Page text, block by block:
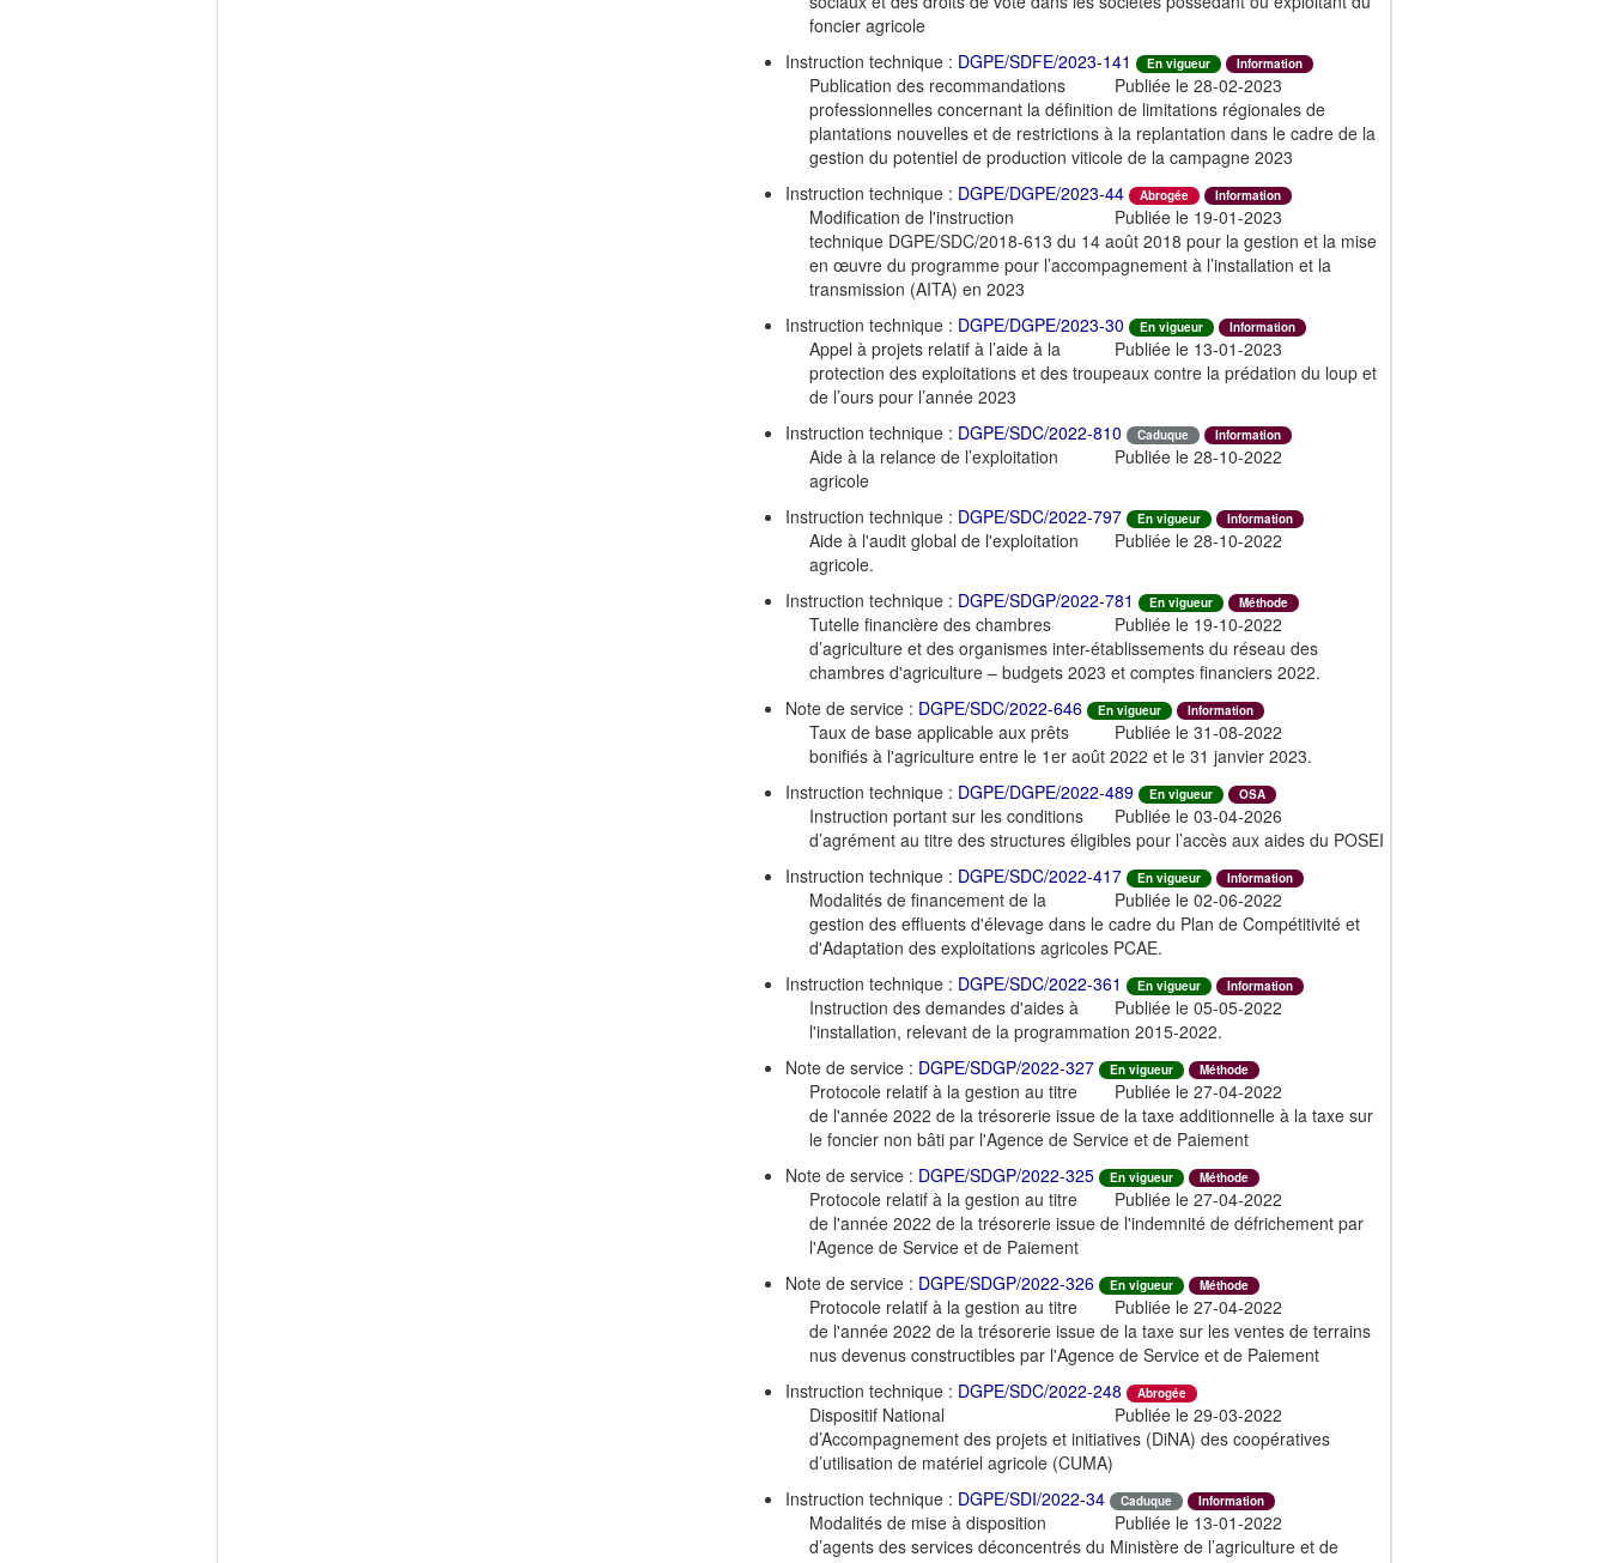
foncier agricole
Instruction technique : DGPE/SDFE/2023-141 En vigueur Information
Publiée le 28-02-2023
Publication des recommandations
professionnelles concernant la définition de limitations régionales de
plantations nouvelles et de restrictions à la replantation dans le cadre de la
gestion du potentiel de production viticole de la campagne 2023
Instruction technique : DGPE/DGPE/2023-44 Abrogée Information
Publiée le 19-01-2023
Modification de l'instruction
technique DGPE/SDC/2018-613 du 14 août 2018 pour la gestion et la mise
en œuvre du programme pour l’accompagnement à l’installation et la
transmission (AITA) en 2023
Instruction technique : DGPE/DGPE/2023-30 En vigueur Information
Publiée le 13-01-2023
Appel à projets relatif à l’aide à la
protection des exploitations et des troupeaux contre la prédation du loup et
de l’ours pour l’année 2023
Instruction technique : DGPE/SDC/2022-810 Caduque Information
Publiée le 28-10-2022
Aide à la relance de l’exploitation
agricole
Instruction technique : DGPE/SDC/2022-797 En vigueur Information
Publiée le 28-10-2022
Aide à l'audit global de l'exploitation
agricole.
Instruction technique : DGPE/SDGP/2022-781 En vigueur Méthode
Publiée le 19-10-2022
Tutelle financière des chambres
d’agriculture et des organismes inter-établissements du réseau des
chambres d'agriculture – budgets 2023 et comptes financiers 2022.
Note de service : DGPE/SDC/2022-646 En vigueur Information
Publiée le 31-08-2022
Taux de base applicable aux prêts
bonifiés à l'agriculture entre le 1er août 2022 et le 31 janvier 2023.
Instruction technique : DGPE/DGPE/2022-489 En vigueur OSA
Publiée le 03-04-2026
Instruction portant sur les conditions
d’agrément au titre des structures éligibles pour l’accès aux aides du POSEI
Instruction technique : DGPE/SDC/2022-417 En vigueur Information
Publiée le 02-06-2022
Modalités de financement de la
gestion des effluents d'élevage dans le cadre du Plan de Compétitivité et
d'Adaptation des exploitations agricoles PCAE.
Instruction technique : DGPE/SDC/2022-361 En vigueur Information
Publiée le 05-05-2022
Instruction des demandes d'aides à
l'installation, relevant de la programmation 2015-2022.
Note de service : DGPE/SDGP/2022-327 En vigueur Méthode
Publiée le 27-04-2022
Protocole relatif à la gestion au titre
de l'année 2022 de la trésorerie issue de la taxe additionnelle à la taxe sur
le foncier non bâti par l'Agence de Service et de Paiement
Note de service : DGPE/SDGP/2022-325 En vigueur Méthode
Publiée le 27-04-2022
Protocole relatif à la gestion au titre
de l'année 2022 de la trésorerie issue de l'indemnité de défrichement par
l'Agence de Service et de Paiement
Note de service : DGPE/SDGP/2022-326 En vigueur Méthode
Publiée le 27-04-2022
Protocole relatif à la gestion au titre
de l'année 2022 de la trésorerie issue de la taxe sur les ventes de terrains
nus devenus constructibles par l'Agence de Service et de Paiement
Instruction technique : DGPE/SDC/2022-248 Abrogée
Publiée le 29-03-2022
Dispositif National
d’Accompagnement des projets et initiatives (DiNA) des coopératives
d’utilisation de matériel agricole (CUMA)
Instruction technique : DGPE/SDI/2022-34 Caduque Information
Publiée le 13-01-2022
Modalités de mise à disposition
d’agents des services déconcentrés du Ministère de l’agriculture et de